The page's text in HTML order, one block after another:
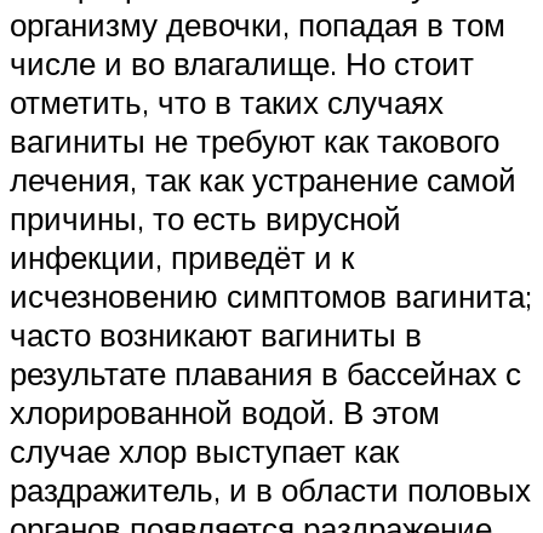
организму девочки, попадая в том
числе и во влагалище. Но стоит
отметить, что в таких случаях
вагиниты не требуют как такового
лечения, так как устранение самой
причины, то есть вирусной
инфекции, приведёт и к
исчезновению симптомов вагинита;
часто возникают вагиниты в
результате плавания в бассейнах с
хлорированной водой. В этом
случае хлор выступает как
раздражитель, и в области половых